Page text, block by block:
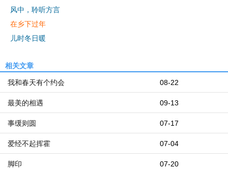
风中，聆听方言
在乡下过年
儿时冬日暖
相关文章
08-22
我和春天有个约会
09-13
最美的相遇
07-17
事缓则圆
07-04
爱经不起挥霍
07-20
脚印